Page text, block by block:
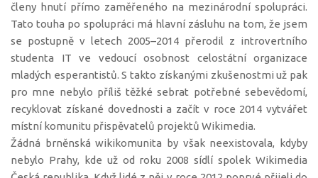
členy hnutí přímo zaměřeného na mezinárodní spolupráci.
Tato touha po spolupráci má hlavní zásluhu na tom, že jsem
se postupně v letech 2005–2014 přerodil z introvertního
studenta IT ve vedoucí osobnost celostátní organizace
mladých esperantistů. S takto získanými zkušenostmi už pak
pro mne nebylo příliš těžké sebrat potřebné sebevědomí,
recyklovat získané dovednosti a začít v roce 2014 vytvářet
místní komunitu přispěvatelů projektů Wikimedia.
Žádná brněnská wikikomunita by však neexistovala, kdyby
nebylo Prahy, kde už od roku 2008 sídlí spolek Wikimedia